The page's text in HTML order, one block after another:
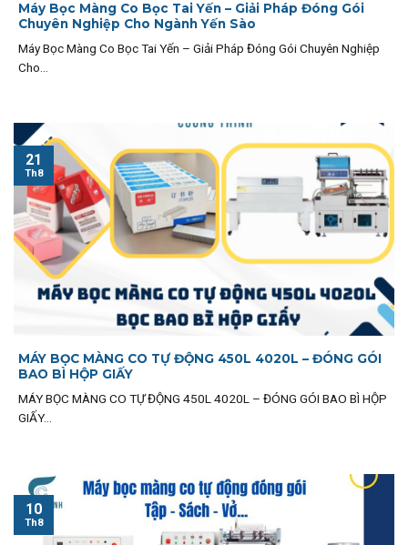
Máy Bọc Màng Co Bọc Tai Yến – Giải Pháp Đóng Gói
Chuyên Nghiệp Cho Ngành Yến Sào
Máy Bọc Màng Co Bọc Tai Yến – Giải Pháp Đóng Gói Chuyên Nghiệp
Cho...
MÁY BỌC MÀNG CO TỰ ĐỘNG 450L 4020L – ĐÓNG GÓI
BAO BÌ HỘP GIẤY
MÁY BỌC MÀNG CO TỰ ĐỘNG 450L 4020L – ĐÓNG GÓI BAO BÌ HỘP
GIẤY...
21
Th8
10
Th8